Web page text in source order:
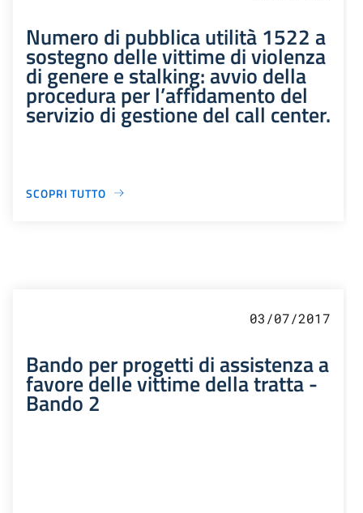
Numero di pubblica utilità 1522 a
sostegno delle vittime di violenza
di genere e stalking: avvio della
procedura per l’affidamento del
servizio di gestione del call center.
SCOPRI TUTTO
03/07/2017
Bando per progetti di assistenza a
favore delle vittime della tratta -
Bando 2